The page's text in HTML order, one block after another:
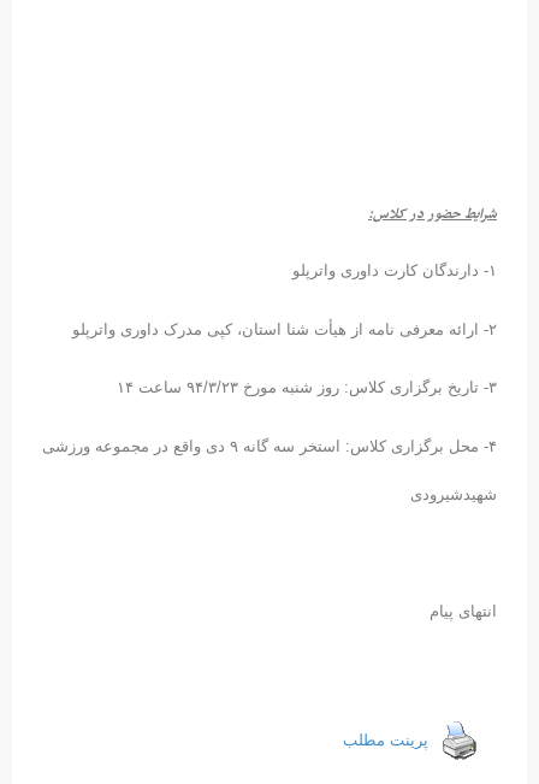
شرایط حضور در کلاس:
۲- ارائه معرفی نامه از هیأت شنا استان، کپی مدرک داوری واترپلو
۳- تاریخ برگزاری کلاس: روز شنبه مورخ ۹۴/۳/۲۳ ساعت ۱۴
۴- محل برگزاری کلاس: استخر سه گانه ۹ دی واقع در مجموعه ورزشی
شهیدشیرودی
انتهای پیام
پرینت مطلب